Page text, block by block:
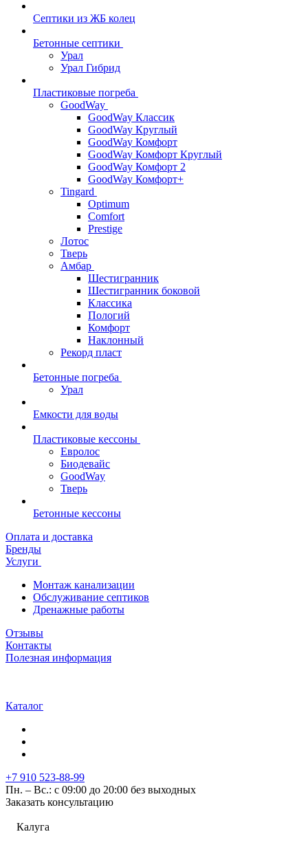
Септики из ЖБ колец
Бетонные септики
Урал
Урал Гибрид
Пластиковые погреба
GoodWay
GoodWay Классик
GoodWay Круглый
GoodWay Комфорт
GoodWay Комфорт Круглый
GoodWay Комфорт 2
GoodWay Комфорт+
Tingard
Optimum
Comfort
Prestige
Лотос
Тверь
Амбар
Шестигранник
Шестигранник боковой
Классика
Пологий
Комфорт
Наклонный
Рекорд пласт
Бетонные погреба
Урал
Емкости для воды
Пластиковые кессоны
Евролос
Биодевайс
GoodWay
Тверь
Бетонные кессоны
Оплата и доставка
Бренды
Услуги
Монтаж канализации
Обслуживание септиков
Дренажные работы
Отзывы
Контакты
Полезная информация
Каталог
+7 910 523-88-99
Пн. – Вс.: с 09:00 до 20:00 без выходных
Заказать консультацию
Калуга